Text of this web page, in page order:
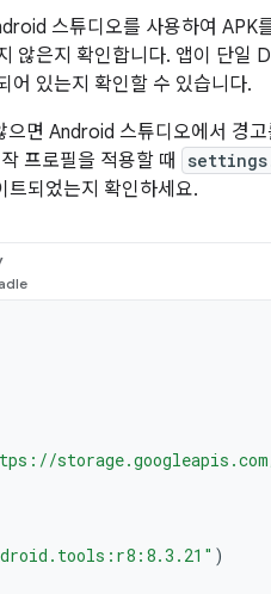
스튜디오를 사용하여 APK
않은지 확인합니다. 앱이 단일
어 있는지 확인할 수 있습니다.
면 Android 스튜디오에서 경
프로필을 적용할 때
트되었는지 확인하세요.
)